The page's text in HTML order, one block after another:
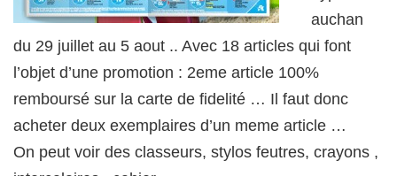
auchan
du 29 juillet au 5 aout .. Avec 18 articles qui font
l’objet d’une promotion : 2eme article 100%
remboursé sur la carte de fidelité … Il faut donc
acheter deux exemplaires d’un meme article …
On peut voir des classeurs, stylos feutres, crayons ,